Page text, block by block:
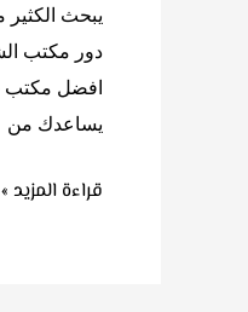
يبحث الكثير
دور مكتب
افضل مكتب
يساعدك من
قراءة المزيد »